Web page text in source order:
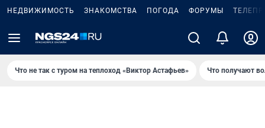
НЕДВИЖИМОСТЬ ЗНАКОМСТВА ПОГОДА ФОРУМЫ
Что не так с туром на теплоход «Виктор Астафьев» Что получают